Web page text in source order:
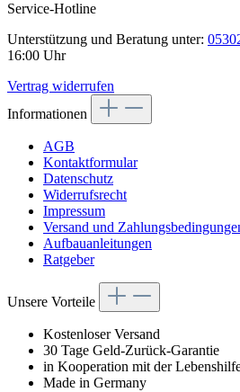
Service-Hotline
Unterstützung und Beratung unter:
16:00 Uhr
Vertrag widerrufen
Informationen
AGB
Kontaktformular
Datenschutz
Widerrufsrecht
Impressum
Versand und
Aufbauanleitungen
Ratgeber
Unsere Vorteile
Kostenloser Versand
30 Tage Geld-Zurück-Garantie
in Kooperation mit der
Made in Germany